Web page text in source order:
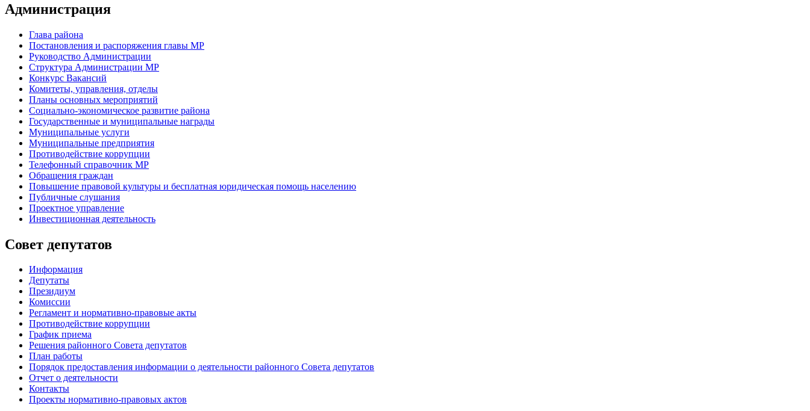
Администрация
Глава района
Постановления и распоряжения главы МР
Руководство Администрации
Структура Администрации МР
Конкурс Вакансий
Комитеты, управления, отделы
Планы основных мероприятий
Социально-экономическое развитие района
Государственные и муниципальные награды
Муниципальные услуги
Муниципальные предприятия
Противодействие коррупции
Телефонный справочник МР
Обращения граждан
Повышение правовой культуры и бесплатная юридическая помощь населению
Публичные слушания
Проектное управление
Инвестиционная деятельность
Совет депутатов
Информация
Депутаты
Президиум
Комиссии
Регламент и нормативно-правовые акты
Противодействие коррупции
График приема
Решения районного Совета депутатов
План работы
Порядок предоставления информации о деятельности районного Совета депутатов
Отчет о деятельности
Контакты
Проекты нормативно-правовых актов